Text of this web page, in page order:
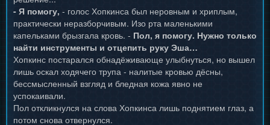
- Я помогу, - голос Хопкинса был неровным и хриплым,
практически неразборчивым. Изо рта маленькими
капельками брызгала кровь. - Пол, я помогу. Нужно только
найти инструменты и отцепить руку Эша…
Хопкинс постарался обнадёживающе улыбнуться, но вышел
лишь оскал ходячего трупа - налитые кровью дёсны,
бессмысленный взгляд и бледная кожа явно не
успокаивали.
Пол откликнулся на слова Хопкинса лишь поднятием глаз, а
потом снова отвернулся.